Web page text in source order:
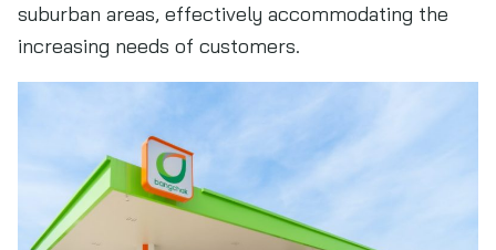
suburban areas, effectively accommodating the
increasing needs of customers.